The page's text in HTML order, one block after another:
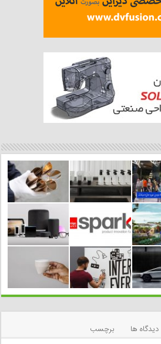
دیدگاه ها
برچسب